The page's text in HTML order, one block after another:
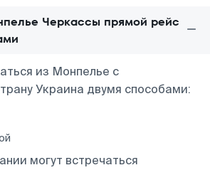
Черкассы прямой рейс
из Монпелье с
Украина двумя способами:
могут встречаться